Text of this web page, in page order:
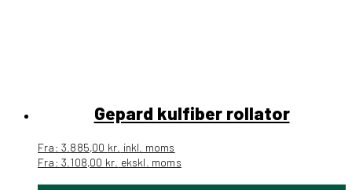
Gepard kulfiber rollator
Fra: 3.885,00 kr. inkl. moms
Fra: 3.108,00 kr. ekskl. moms